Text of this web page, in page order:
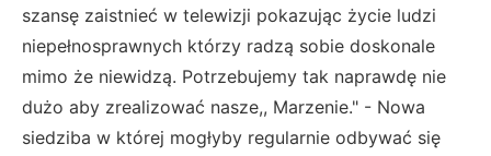
szansę zaistnieć w telewizji pokazując życie ludzi
niepełnosprawnych którzy radzą sobie doskonale
mimo że niewidzą. Potrzebujemy tak naprawdę nie
dużo aby zrealizować nasze,, Marzenie." - Nowa
siedziba w której mogłyby regularnie odbywać się